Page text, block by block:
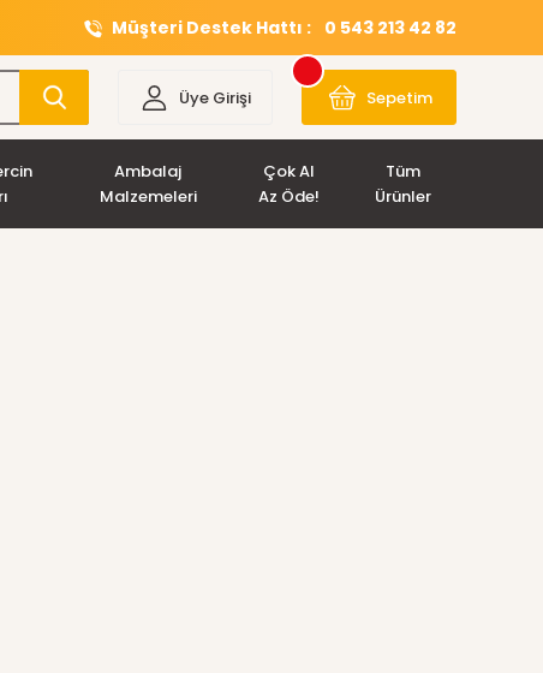
Müşteri Destek Hattı : 0 543 213 42 82
Üye Girişi Sepetim
Ambalaj
Malzemeleri
Çok Al
Az Öde!
Tüm
Ürünler